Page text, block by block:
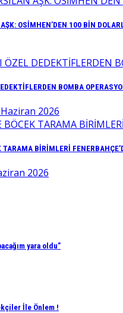
OSİMHEN’DEN 100 BİN
BOMBA
2026
TARAMA BİRİMLERİ
2026
yara oldu”
İle Önlem !